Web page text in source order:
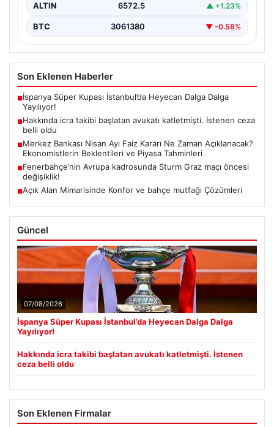
ALTIN 6572.5 ▲ +1.23%
BTC 3061380 ▼ -0.58%
Son Eklenen Haberler
■İspanya Süper Kupası İstanbul’da Heyecan Dalga Dalga
Yayılıyor!
■Hakkında icra takibi başlatan avukatı katletmişti. İstenen ceza
belli oldu
■Merkez Bankası Nisan Ayı Faiz Kararı Ne Zaman Açıklanacak?
Ekonomistlerin Beklentileri ve Piyasa Tahminleri
■Fenerbahçe’nin Avrupa kadrosunda Sturm Graz maçı öncesi
değişiklik!
■Açık Alan Mimarisinde Konfor ve bahçe mutfağı Çözümleri
Güncel
07/08/2026
İspanya Süper Kupası İstanbul’da Heyecan Dalga Dalga
Yayılıyor!
Hakkında icra takibi başlatan avukatı katletmişti. İstenen
ceza belli oldu
Son Eklenen Firmalar